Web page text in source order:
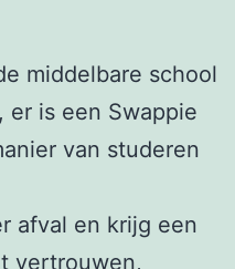
middelbare school
er is een Swappie
van studeren
afval en krijg een
vertrouwen,